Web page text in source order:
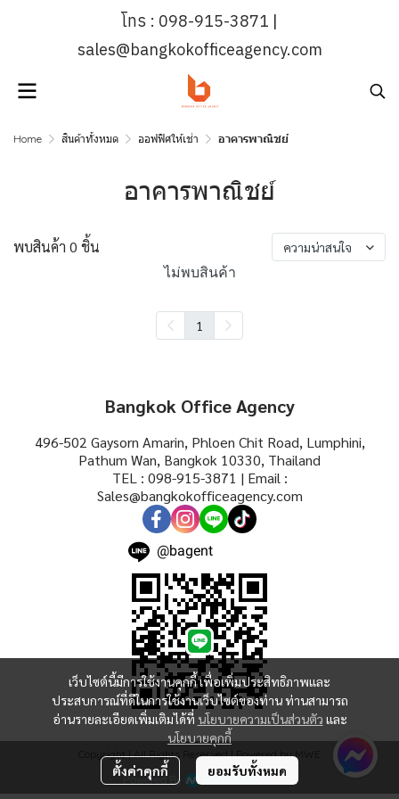
โทร : 098-915-3871 |
sales@bangkokofficeagency.com
Home สินค้าทั้งหมด ออฟฟิศให้เช่า อาคารพาณิชย์
อาคารพาณิชย์
พบสินค้า 0 ชิ้น ความน่าสนใจ
ไม่พบสินค้า
1
เว็บไซต์นี้มีการใช้งานคุกกี้ เพื่อเพิ่มประสิทธิภาพและ
ประสบการณ์ที่ดีในการใช้งานเว็บไซต์ของท่าน ท่านสามารถ
อ่านรายละเอียดเพิ่มเติมได้ที่ นโยบายความเป็นส่วนตัว และ
นโยบายคุกกี้
ตั้งค่าคุกกี้ ยอมรับทั้งหมด
Bangkok Office Agency
496-502 Gaysorn Amarin, Phloen Chit Road, Lumphini,
Pathum Wan, Bangkok 10330, Thailand
TEL : 098-915-3871 | Email :
Sales@bangkokofficeagency.com
@bagent
Copyright | All Rights Reserved | Powered by MWE
Powered By MakeWebEasy